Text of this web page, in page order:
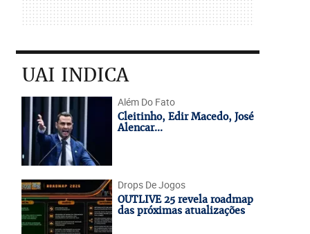
UAI INDICA
Além Do Fato
Cleitinho, Edir Macedo, José
Alencar...
Drops De Jogos
OUTLIVE 25 revela roadmap
das próximas atualizações